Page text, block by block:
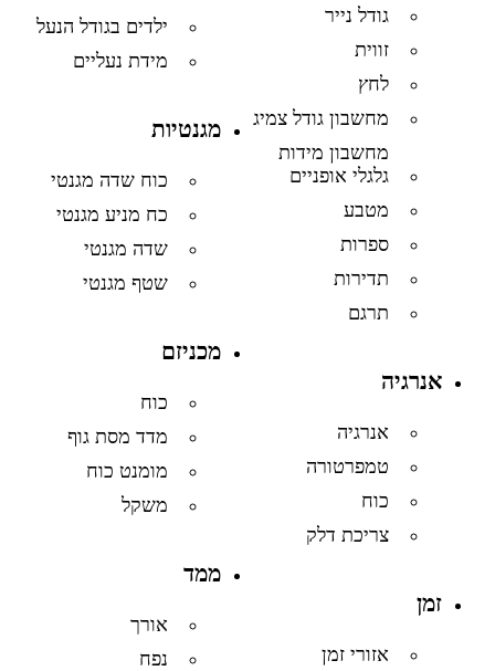
גודל נייר
זווית
לחץ
מחשבון גודל צמיג
מחשבון מידות
גלגלי אופניים
מטבע
ספרות
תדירות
תרגם
אנרגיה
אנרגיה
טמפרטורה
כוח
צריכת דלק
זמן
אזורי זמן
ילדים בגודל הנעל
מידת נעליים
מגנטיות
כוח שדה מגנטי
כח מניע מגנטי
שדה מגנטי
שטף מגנטי
מכניזם
כוח
מדד מסת גוף
מומנט כוח
משקל
ממד
אורך
נפח